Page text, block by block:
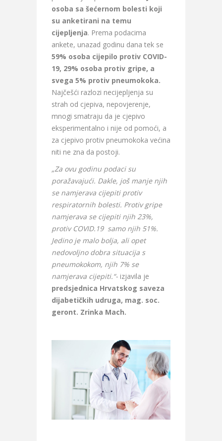
osoba sa šećernom bolesti koji
su anketirani na temu
cijepljenja. Prema podacima
ankete, unazad godinu dana tek se
59% osoba cijepilo protiv COVID-
19, 29% osoba protiv gripe, a
svega 5% protiv pneumokoka.
Najčešći razlozi necijepljenja su
strah od cjepiva, nepovjerenje,
mnogi smatraju da je cjepivo
eksperimentalno i nije od pomoći, a
za cjepivo protiv pneumokoka većina
niti ne zna da postoji.
„Za ovu godinu podaci su
poražavajući. Dakle, još manje njih
se namjerava cijepiti protiv
respiratornih bolesti. Protiv gripe
namjerava se cijepiti njih 23%,
protiv COVID.19 samo njih 51%.
Jedino je malo bolja, ali opet
nedovoljno dobra situacija s
pneumokokom, njih 7% se
namjerava cijepiti.“- izjavila je
predsjednica Hrvatskog saveza
dijabetičkih udruga, mag. soc.
geront. Zrinka Mach.